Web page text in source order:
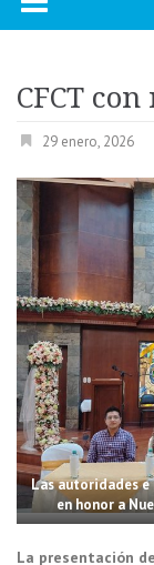
CFCT
29 enero, 2026
Las autoridades
en honor a
La presentación